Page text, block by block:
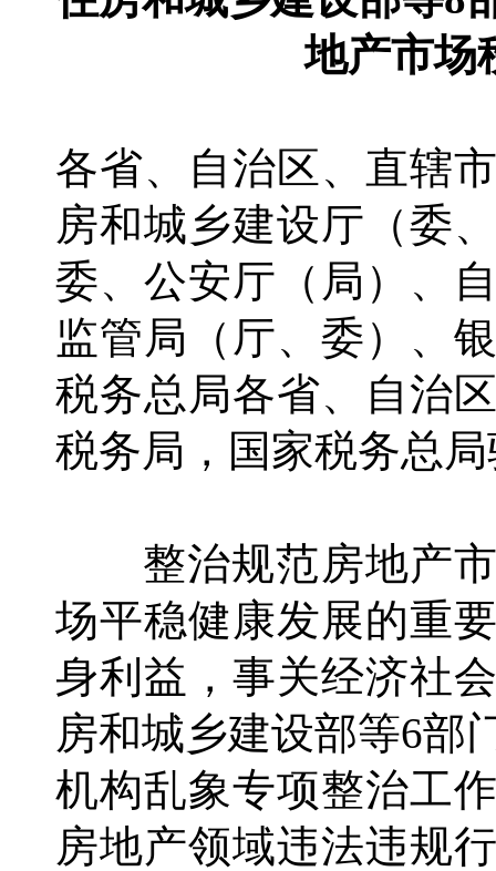
地产市场
各省、自治区、直辖
房和城乡建设厅（委
委、公安厅（局）、
监管局（厅、委）、
税务总局各省、自治
税务局，国家税务总
整治规范房地产市
场平稳健康发展的重
身利益，事关经济社
房和城乡建设部等6部
机构乱象专项整治工
房地产领域违法违规